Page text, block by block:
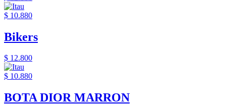
$ 10.880
Bikers
$ 12.800
$ 10.880
BOTA DIOR MARRON